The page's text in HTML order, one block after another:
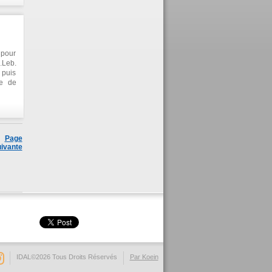
puis
de
eu
de
la
Page
Par Koein
IDAL©2026 Tous Droits Réservés